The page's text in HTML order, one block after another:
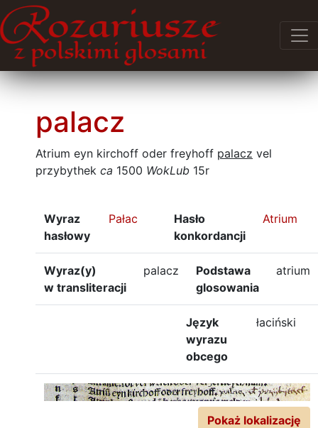
palacz
Atrium eyn kirchoff oder freyhoff palacz vel
przybythek ca 1500 WokLub 15r
Wyraz
hasłowy
Pałac
Hasło
konkordancji
Atrium
Wyraz(y)
w transliteracji
palacz
Podstawa
glosowania
atrium
Język
wyrazu
obcego
łaciński
Pokaż lokalizację